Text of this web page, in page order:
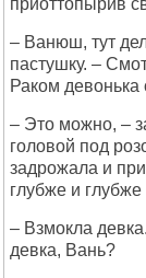
приоттопырив
– Ванюш, тут
пастушку. –
Раком девонька
– Это можно, –
головой под
задрожала и
глубже и
– Взмокла
девка, Вань?